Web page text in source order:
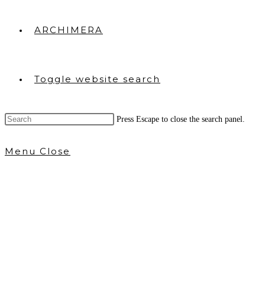
ARCHIMERA
Toggle website search
Press Escape to close the search panel.
Menu Close